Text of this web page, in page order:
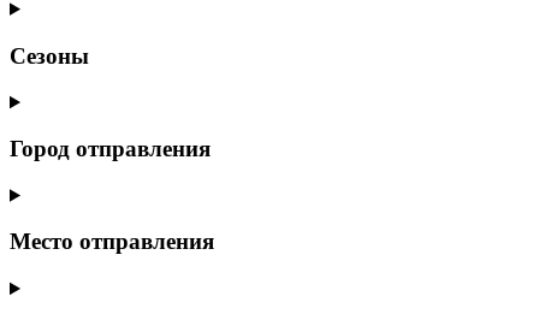
Сезоны
Город отправления
Место отправления